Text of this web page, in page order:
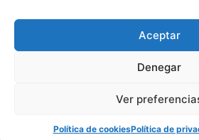
Aceptar
Denegar
Ver
Política de cookiesPolítica de
჻Política de
Política de
©